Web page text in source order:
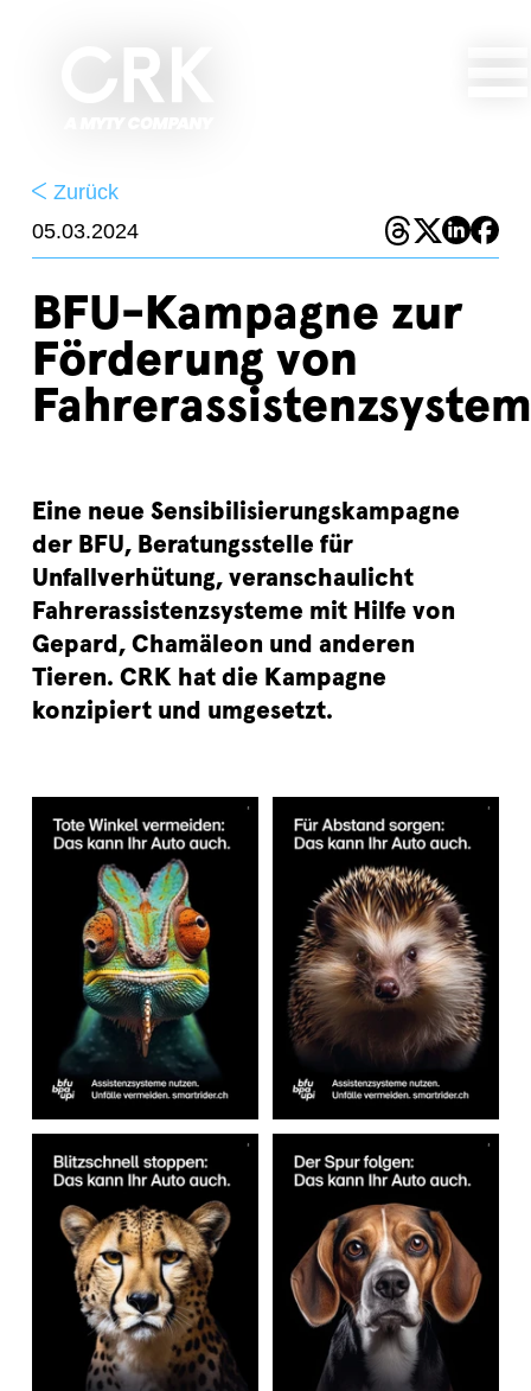
Zurück
05.03.2024
BFU-Kampagne zur
Förderung von
Eine neue Sensibilisierungskampagne
der BFU, Beratungsstelle für
Unfallverhütung, veranschaulicht
Fahrerassistenzsysteme mit Hilfe von
Gepard, Chamäleon und anderen
Tieren. CRK hat die Kampagne
konzipiert und umgesetzt.